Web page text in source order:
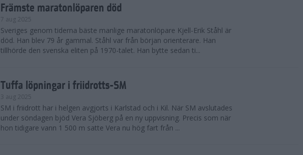
Främste maratonlöparen död
7 aug 2025
Sveriges genom tiderna bäste manlige maratonlöpare Kjell-Erik Ståhl är
död. Han blev 79 år gammal. Ståhl var från början orienterare. Han
tillhörde den svenska eliten på 1970-talet. Han bytte sedan ti...
Tuffa löpningar i friidrotts-SM
3 aug 2025
SM i friidrott har i helgen avgjorts i Karlstad och i Kil. När SM avslutades
under söndagen bjöd Vera Sjöberg på en ny uppvisning. Precis som när
hon tidigare vann 1 500 m satte Vera nu hög fart från ...